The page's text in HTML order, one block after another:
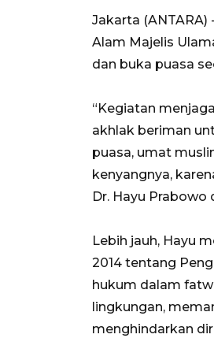
Jakarta
Alam Majelis
dan buka puasa
“Kegiatan
akhlak beriman
puasa, umat
kenyangnya,
Dr. Hayu Prabowo
Lebih jauh, Hayu
2014 tentang
hukum dalam
lingkungan,
menghindarkan